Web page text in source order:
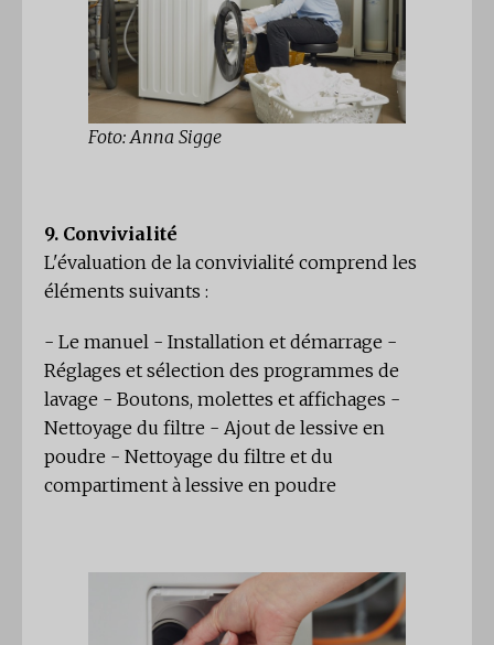
Foto: Anna Sigge
9. Convivialité
L'évaluation de la convivialité comprend les
éléments suivants :
- Le manuel - Installation et démarrage -
Réglages et sélection des programmes de
lavage - Boutons, molettes et affichages -
Nettoyage du filtre - Ajout de lessive en
poudre - Nettoyage du filtre et du
compartiment à lessive en poudre